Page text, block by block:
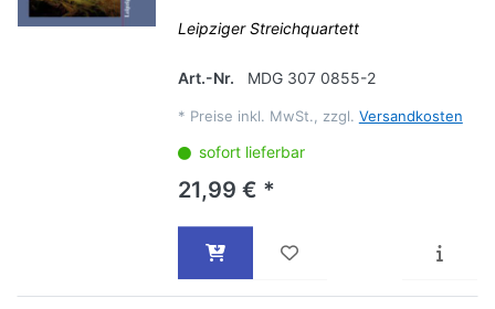
Leipziger Streichquartett
Art.-Nr. MDG 307 0855-2
* Preise inkl. MwSt., zzgl. Versandkosten
sofort lieferbar
21,99 € *